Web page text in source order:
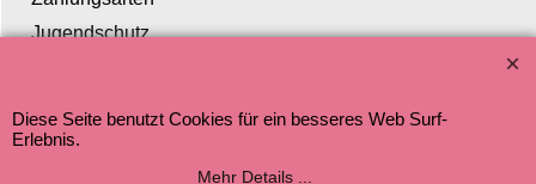
Jugendschutz
Diese Seite benutzt Cookies für ein besseres Web Surf-
Erlebnis.
Mehr Details ...